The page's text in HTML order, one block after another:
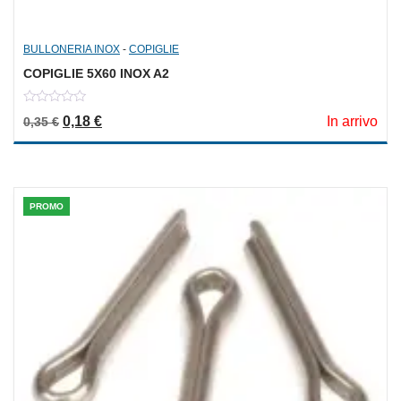
BULLONERIA INOX - COPIGLIE
COPIGLIE 5X60 INOX A2
out
0,35€ Il prezzo originale era: 0,35 €.
0,18 €Il prezzo attuale è: 0,18 €. In arrivo
PROMO